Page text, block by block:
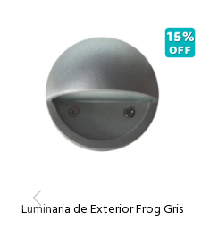
Luminaria de Exterior Frog Gris